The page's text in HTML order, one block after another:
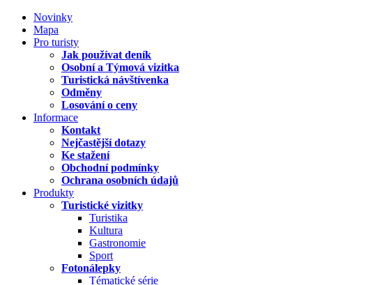
Novinky
Mapa
Pro turisty
Jak používat deník
Osobní a Týmová vizitka
Turistická návštívenka
Odměny
Losování o ceny
Informace
Kontakt
Nejčastější dotazy
Ke stažení
Obchodní podmínky
Ochrana osobních údajů
Produkty
Turistické vizitky
Turistika
Kultura
Gastronomie
Sport
Fotonálepky
Tématické série